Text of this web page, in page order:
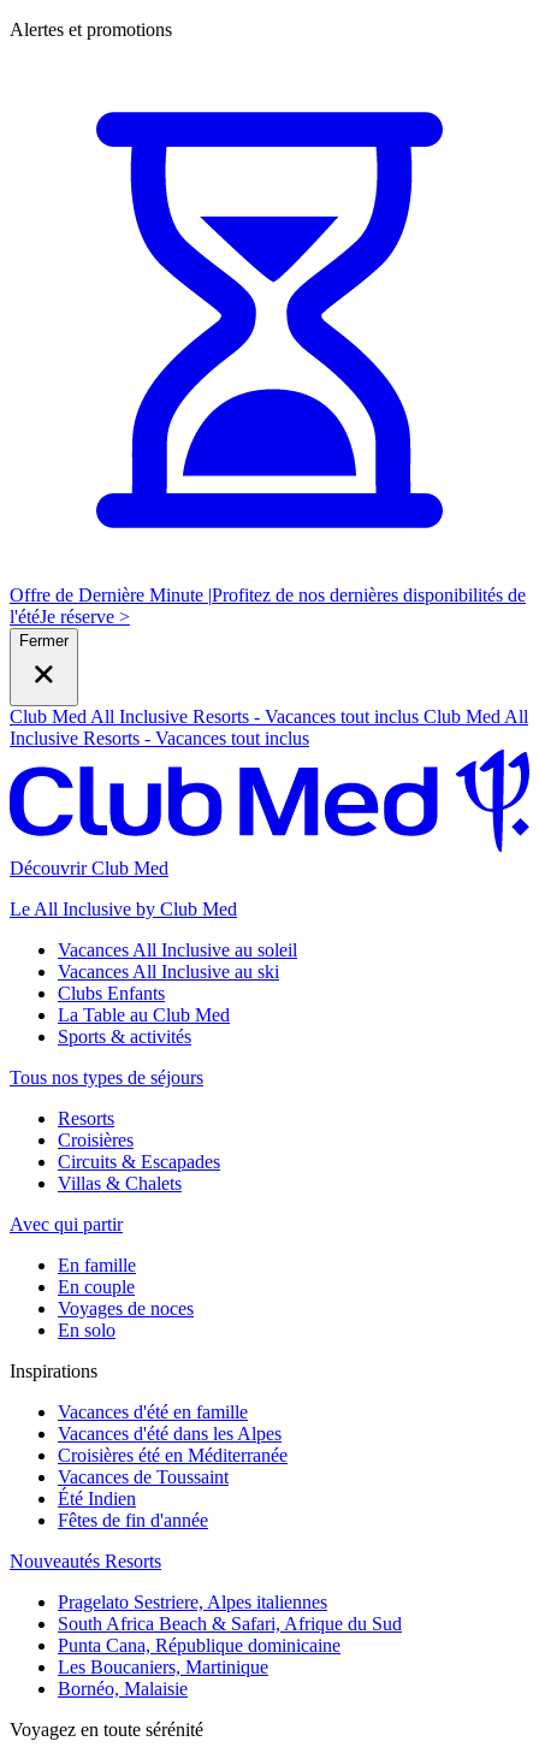
Alertes et promotions
Offre de Dernière Minute |Profitez de nos dernières disponibilités de
l'étéJe réserve >
Fermer
Club Med All Inclusive Resorts - Vacances tout inclus Club Med All
Inclusive Resorts - Vacances tout inclus
Découvrir Club Med
Le All Inclusive by Club Med
Vacances All Inclusive au soleil
Vacances All Inclusive au ski
Clubs Enfants
La Table au Club Med
Sports & activités
Tous nos types de séjours
Resorts
Croisières
Circuits & Escapades
Villas & Chalets
Avec qui partir
En famille
En couple
Voyages de noces
En solo
Inspirations
Vacances d'été en famille
Vacances d'été dans les Alpes
Croisières été en Méditerranée
Vacances de Toussaint
Été Indien
Fêtes de fin d'année
Nouveautés Resorts
Pragelato Sestriere, Alpes italiennes
South Africa Beach & Safari, Afrique du Sud
Punta Cana, République dominicaine
Les Boucaniers, Martinique
Bornéo, Malaisie
Voyagez en toute sérénité